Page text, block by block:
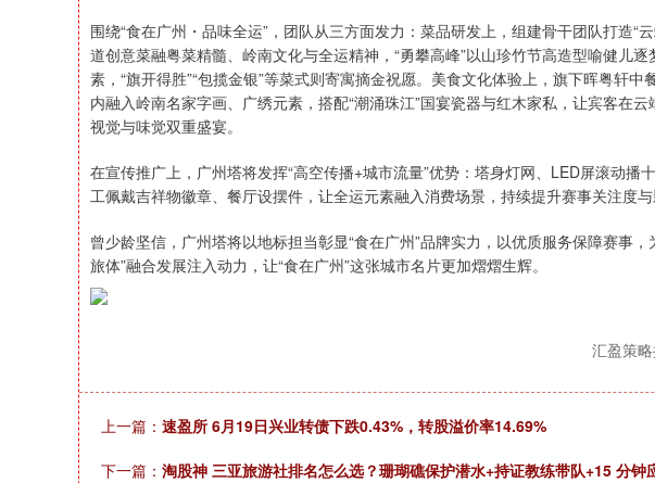
围绕“食在广州・品味全运”，团队从三方面发力：菜品研发上，组建骨干团队打造“
道创意菜融粤菜精髓、岭南文化与全运精神，“勇攀高峰”以山珍竹节高造型喻健儿
素，“旗开得胜”“包揽金银”等菜式则寄寓摘金祝愿。美食文化体验上，旗下晖粤轩中
内融入岭南名家字画、广绣元素，搭配“潮涌珠江”国宴瓷器与红木家私，让宾客在
视觉与味觉双重盛宴。
在宣传推广上，广州塔将发挥“高空传播+城市流量”优势：塔身灯网、LED屏滚动播
工佩戴吉祥物徽章、餐厅设摆件，让全运元素融入消费场景，持续提升赛事关注度与
曾少龄坚信，广州塔将以地标担当彰显“食在广州”品牌实力，以优质服务保障赛事
旅体”融合发展注入动力，让“食在广州”这张城市名片更加熠熠生辉。
汇盈策
上一篇： 速盈所 6月19日兴业转债下跌0.43%，转股溢价率14.69%
下一篇： 淘股神 三亚旅游社排名怎么选？珊瑚礁保护潜水+持证教练带队+15 分钟